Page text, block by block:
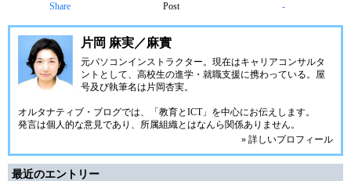
Share Post -
片岡 麻実／麻實
元パソコンインストラクター。現在はキャリアコンサルタ
ントとして、高校生の進学・就職支援に携わっている。屋
号及び執筆名は片岡杏実。
オルタナティブ・ブログでは、「教育とICT」を中心にお伝えします。
発言は個人的な意見であり、所属組織とはなんら関係ありません。
» 詳しいプロフィール
最近のエントリー